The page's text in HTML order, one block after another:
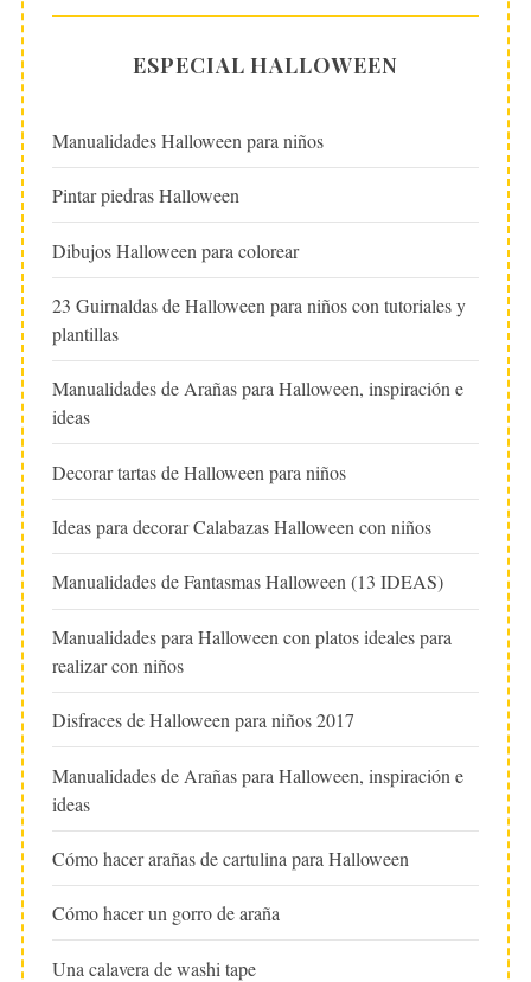
ESPECIAL HALLOWEEN
Manualidades Halloween para niños
Pintar piedras Halloween
Dibujos Halloween para colorear
23 Guirnaldas de Halloween para niños con tutoriales y
plantillas
Manualidades de Arañas para Halloween, inspiración e
ideas
Decorar tartas de Halloween para niños
Ideas para decorar Calabazas Halloween con niños
Manualidades de Fantasmas Halloween (13 IDEAS)
Manualidades para Halloween con platos ideales para
realizar con niños
Disfraces de Halloween para niños 2017
Manualidades de Arañas para Halloween, inspiración e
ideas
Cómo hacer arañas de cartulina para Halloween
Cómo hacer un gorro de araña
Una calavera de washi tape